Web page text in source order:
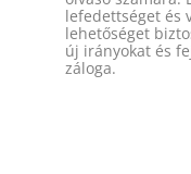
lefedettséget és
lehetőséget
új irányokat és
záloga.